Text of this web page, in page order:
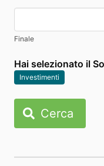
Finale
Hai selezionato il
Investimenti
Cerca